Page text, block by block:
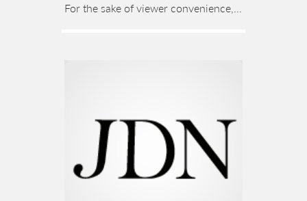
For the sake of viewer convenience,...